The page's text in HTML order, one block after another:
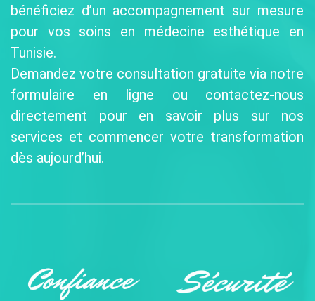
bénéficiez d’un accompagnement sur mesure
pour vos soins en médecine esthétique en
Tunisie.
Demandez votre consultation gratuite via notre
formulaire en ligne ou contactez-nous
directement pour en savoir plus sur nos
services et commencer votre transformation
dès aujourd’hui.